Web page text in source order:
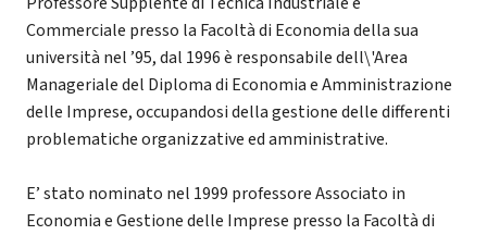
Commerciale presso la Facoltà di Economia della sua
università nel ’95, dal 1996 è responsabile dell\'Area
Manageriale del Diploma di Economia e Amministrazione
delle Imprese, occupandosi della gestione delle differenti
problematiche organizzative ed amministrative.
E’ stato nominato nel 1999 professore Associato in
Economia e Gestione delle Imprese presso la Facoltà di